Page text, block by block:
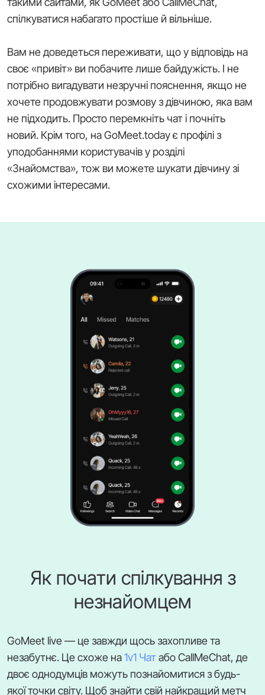
спілкуватися набагато простіше й вільніше.
Вам не доведеться переживати, що у відповідь на
своє «привіт» ви побачите лише байдужість. І не
потрібно вигадувати незручні пояснення, якщо не
хочете продовжувати розмову з дівчиною, яка вам
не підходить. Просто перемкніть чат і почніть
новий. Крім того, на GoMeet.today є профілі з
уподобаннями користувачів у розділі
«Знайомства», тож ви можете шукати дівчину зі
схожими інтересами.
Як почати спілкування з
незнайомцем
GoMeet live — це завжди щось захопливе та
незабутнє. Це схоже на1v1 Чатабо CallMeChat, де
двоє однодумців можуть познайомитися з будь-
якої точки світу. Щоб знайти свій найкращий метч